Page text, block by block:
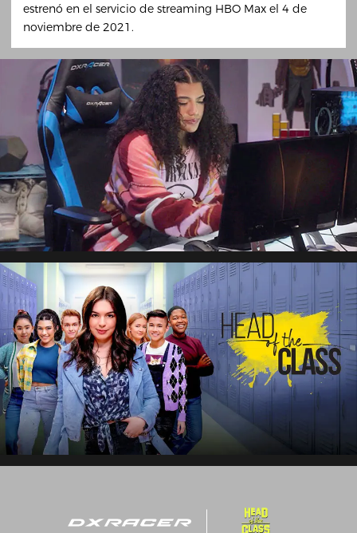
estrenó en el servicio de streaming HBO Max el 4 de
noviembre de 2021.